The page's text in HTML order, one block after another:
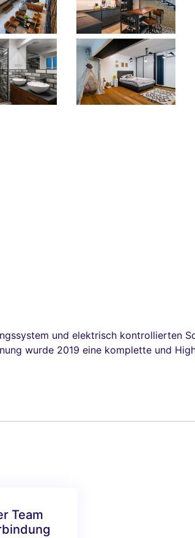
und elektrisch kontrollierten
wurde 2019 eine komplette und
Team